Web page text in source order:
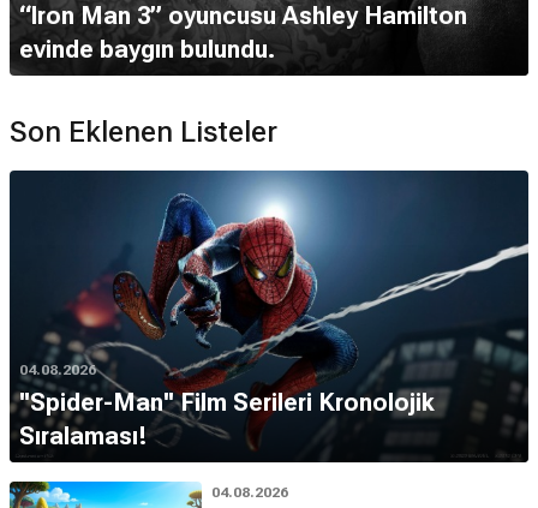
“Iron Man 3” oyuncusu Ashley Hamilton
evinde baygın bulundu.
Son Eklenen Listeler
04.08.2026
''Spider-Man'' Film Serileri Kronolojik
Sıralaması!
04.08.2026